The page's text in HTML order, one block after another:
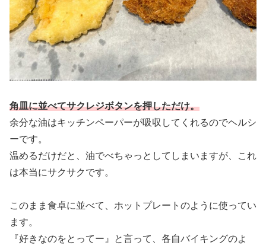
角皿に並べてサクレジボタンを押しただけ。
余分な油はキッチンペーパーが吸収してくれるのでヘルシ
ーです。
温めるだけだと、油でべちゃっとしてしまいますが、これ
は本当にサクサクです。
このまま食卓に並べて、ホットプレートのように使ってい
ます。
『好きなのをとってー』と言って、各自バイキングのよ